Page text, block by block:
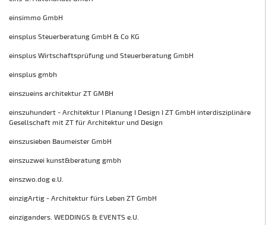
einsimmo GmbH
einsplus Steuerberatung GmbH & Co KG
einsplus Wirtschaftsprüfung und Steuerberatung GmbH
einsplus gmbh
einszueins architektur ZT GMBH
einszuhundert - Architektur I Planung I Design I ZT GmbH interdisziplinäre
Gesellschaft mit ZT für Architektur und Design
einszusieben Baumeister GmbH
einszuzwei kunst&beratung gmbh
einszwo.dog e.U.
einzigArtig - Architektur fürs Leben ZT GmbH
einziganders. WEDDINGS & EVENTS e.U.